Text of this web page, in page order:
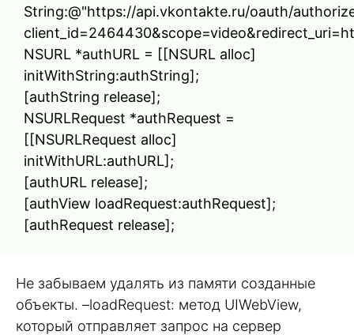
String:@"https://api.vkontakte.ru/oauth/
NSURL *authURL = [[NSURL alloc]
initWithString:authString];
[authString release];
NSURLRequest *authRequest =
[[NSURLRequest alloc]
initWithURL:authURL];
[authURL release];
[authView loadRequest:authRequest];
[authRequest release];
Не забываем удалять из памяти созданные
объекты. –loadRequest: метод UIWebView,
который отправляет запрос на сервер